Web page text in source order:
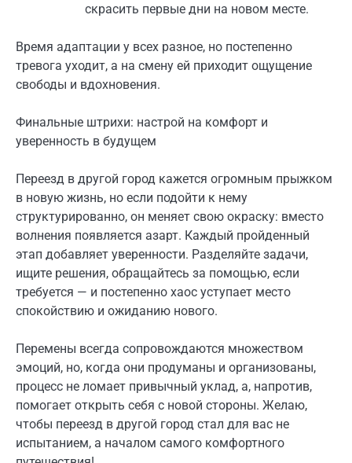
скрасить первые дни на новом месте.
Время адаптации у всех разное, но постепенно
тревога уходит, а на смену ей приходит ощущение
свободы и вдохновения.
Финальные штрихи: настрой на комфорт и
уверенность в будущем
Переезд в другой город кажется огромным прыжком
в новую жизнь, но если подойти к нему
структурированно, он меняет свою окраску: вместо
волнения появляется азарт. Каждый пройденный
этап добавляет уверенности. Разделяйте задачи,
ищите решения, обращайтесь за помощью, если
требуется — и постепенно хаос уступает место
спокойствию и ожиданию нового.
Перемены всегда сопровождаются множеством
эмоций, но, когда они продуманы и организованы,
процесс не ломает привычный уклад, а, напротив,
помогает открыть себя с новой стороны. Желаю,
чтобы переезд в другой город стал для вас не
испытанием, а началом самого комфортного